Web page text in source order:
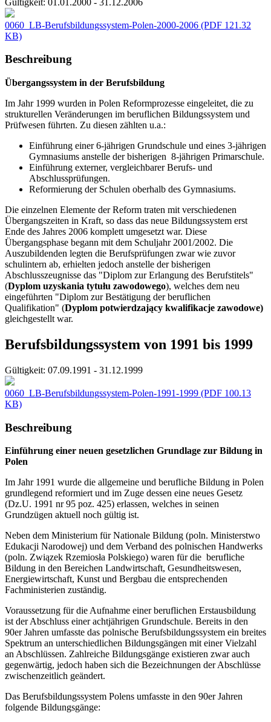
0060_LB-Berufsbildungssystem-Polen-2000-2006 (PDF 121.32
KB)
Beschreibung
Übergangssystem in der Berufsbildung
Im Jahr 1999 wurden in Polen Reformprozesse eingeleitet, die zu
strukturellen Veränderungen im beruflichen Bildungssystem und
Prüfwesen führten. Zu diesen zählten u.a.:
Einführung einer 6-jährigen Grundschule und eines 3-jährigen
Gymnasiums anstelle der bisherigen 8-jährigen Primarschule.
Einführung externer, vergleichbarer Berufs- und
Abschlussprüfungen.
Reformierung der Schulen oberhalb des Gymnasiums.
Die einzelnen Elemente der Reform traten mit verschiedenen
Übergangszeiten in Kraft, so dass das neue Bildungssystem erst
Ende des Jahres 2006 komplett umgesetzt war. Diese
Übergangsphase begann mit dem Schuljahr 2001/2002. Die
Auszubildenden legten die Berufsprüfungen zwar wie zuvor
schulintern ab, erhielten jedoch anstelle der bisherigen
Abschlusszeugnisse das "Diplom zur Erlangung des Berufstitels"
(Dyplom uzyskania tytułu zawodowego), welches dem neu
eingeführten "Diplom zur Bestätigung der beruflichen
Qualifikation" (Dyplom potwierdzający kwalifikacje zawodowe)
gleichgestellt war.
Berufsbildungssystem von 1991 bis 1999
Gültigkeit: 07.09.1991 - 31.12.1999
0060_LB-Berufsbildungssystem-Polen-1991-1999 (PDF 100.13
KB)
Beschreibung
Einführung einer neuen gesetzlichen Grundlage zur Bildung in
Polen
Im Jahr 1991 wurde die allgemeine und berufliche Bildung in Polen
grundlegend reformiert und im Zuge dessen eine neues Gesetz
(Dz.U. 1991 nr 95 poz. 425) erlassen, welches in seinen
Grundzügen aktuell noch gültig ist.
Neben dem Ministerium für Nationale Bildung (poln. Ministerstwo
Edukacji Narodowej) und dem Verband des polnischen Handwerks
(poln. Związek Rzemiosła Polskiego) waren für die berufliche
Bildung in den Bereichen Landwirtschaft, Gesundheitswesen,
Energiewirtschaft, Kunst und Bergbau die entsprechenden
Fachministerien zuständig.
Voraussetzung für die Aufnahme einer beruflichen Erstausbildung
ist der Abschluss einer achtjährigen Grundschule. Bereits in den
90er Jahren umfasste das polnische Berufsbildungssystem ein breites
Spektrum an unterschiedlichen Bildungsgängen mit einer Vielzahl
an Abschlüssen. Zahlreiche Bildungsgänge existieren zwar auch
gegenwärtig, jedoch haben sich die Bezeichnungen der Abschlüsse
zwischenzeitlich geändert.
Das Berufsbildungssystem Polens umfasste in den 90er Jahren
folgende Bildungsgänge: